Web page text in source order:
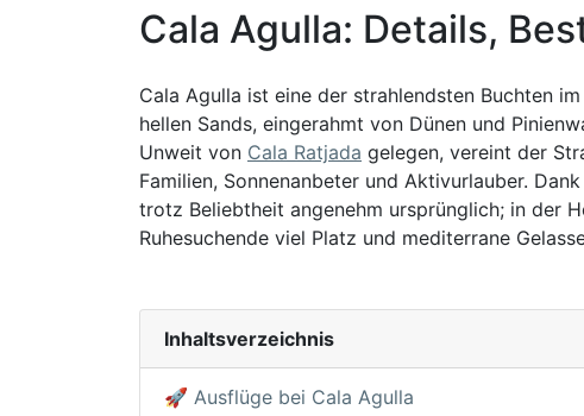
Cala Agulla: Details,
Cala Agulla ist eine der strahlendsten Buchten
hellen Sands, eingerahmt von Dünen und
Unweit von Cala Ratjada gelegen, vereint der
Familien, Sonnenanbeter und Aktivurlauber.
trotz Beliebtheit angenehm ursprünglich; in der
Ruhesuchende viel Platz und mediterrane
Inhaltsverzeichnis
🚀 Ausflüge bei Cala Agulla